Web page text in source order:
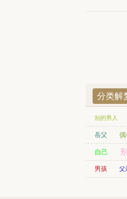
分类解
别的男人
已婚女人
岳父
贵人
自己
同学 男
男孩 父